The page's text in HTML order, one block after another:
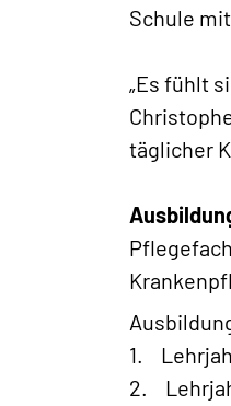
Schule
„Es fühlt
täglicher
1.
2.